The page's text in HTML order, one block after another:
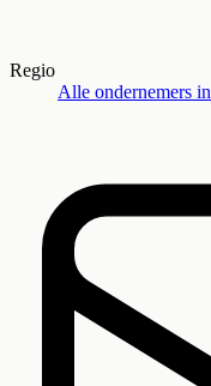
Regio
Alle ondernemers in